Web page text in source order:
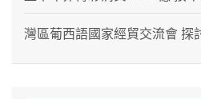
灣區葡西語國家經貿交流會 探